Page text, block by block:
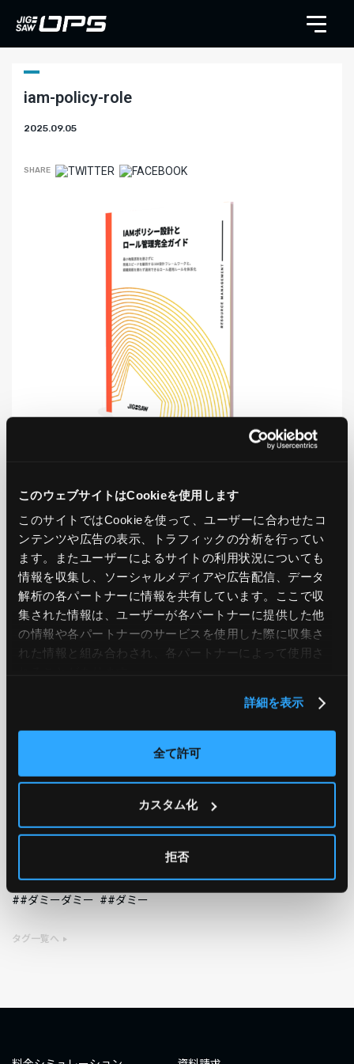
このウェブサイトはCookieを使用します
このサイトではCookieを使って、ユーザーに合わせたコ
ンテンツや広告の表示、トラフィックの分析を行ってい
ます。またユーザーによるサイトの利用状況についても
情報を収集し、ソーシャルメディアや広告配信、データ
解析の各パートナーに情報を共有しています。ここで収
集された情報は、ユーザーが各パートナーに提供した他
の情報や各パートナーのサービスを使用した際に収集さ
れた情報と組み合わされ、各パートナーによって使用さ
詳細を表示
全て許可
カスタム化
拒否
iam-policy-role
2025.09.05
SHARE
LIKE TWEET
PREV NEXT
BACK TO LIST
OPTION
#AWS re:Invent 2019
#○○してみた
#自動化 #エンジニア
#エンジニア
#ダミーダミー
#ダミー
タグ一覧へ